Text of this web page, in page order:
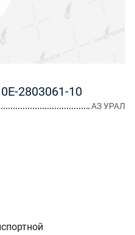
2803061-10
АЗ УРАЛ